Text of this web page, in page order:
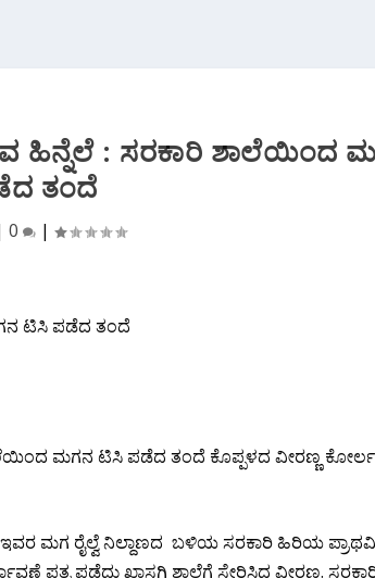
ಹಿನ್ನೆಲೆ : ಸರಕಾರಿ ಶಾಲೆಯಿಂದ‌
ತಂದೆ
0 |
ಮಗನ ಟಿಸಿ ಪಡೆದ ತಂದೆ ಕೊಪ್ಪಳದ ವೀರಣ್ಣ
ಇವರ ಮಗ ರೈಲ್ವೆ ನಿಲ್ದಾಣದ ಬಳಿಯ ಸರಕಾರಿ ಹಿರಿಯ
ಪತ್ರ ಪಡೆದು ಖಾಸಗಿ ಶಾಲೆಗೆ ಸೇರಿಸಿದ ವೀರಣ್ಣ.